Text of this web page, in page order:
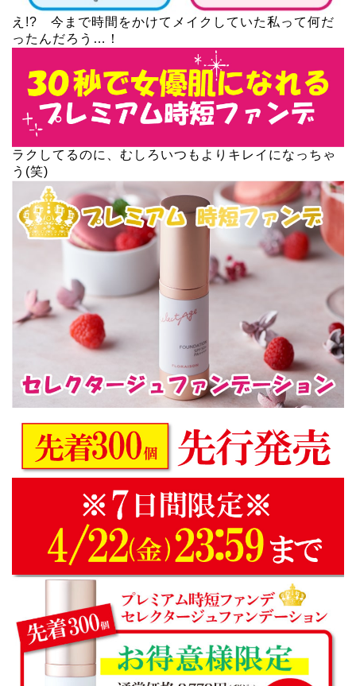
え!? 今まで時間をかけてメイクしていた私って何だ
ったんだろう…！
ラクしてるのに、むしろいつもよりキレイになっちゃ
う(笑)